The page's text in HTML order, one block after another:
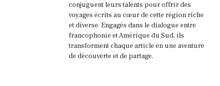
conjuguent leurs talents pour offrir des
voyages écrits au cœur de cette région riche
et diverse. Engagés dans le dialogue entre
francophonie et Amérique du Sud, ils
transforment chaque article en une aventure
de découverte et de partage.